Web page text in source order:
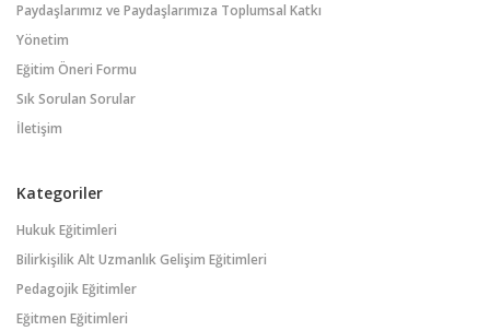
Paydaşlarımız ve Paydaşlarımıza Toplumsal Katkı
Yönetim
Eğitim Öneri Formu
Sık Sorulan Sorular
İletişim
Kategoriler
Hukuk Eğitimleri
Bilirkişilik Alt Uzmanlık Gelişim Eğitimleri
Pedagojik Eğitimler
Eğitmen Eğitimleri